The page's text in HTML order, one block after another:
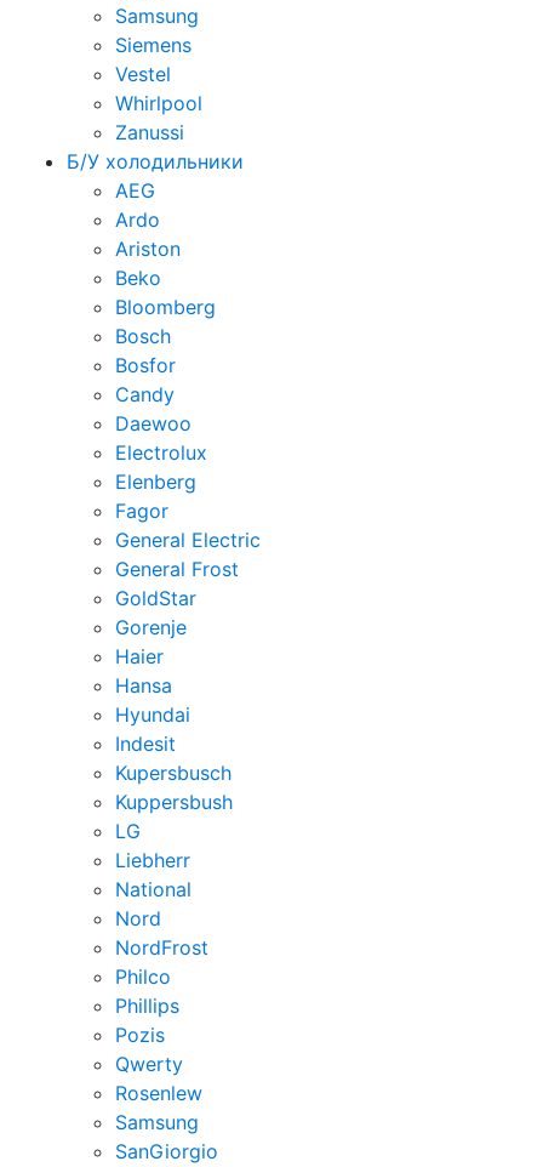
Samsung
Siemens
Vestel
Whirlpool
Zanussi
Б/У холодильники
AEG
Ardo
Ariston
Beko
Bloomberg
Bosch
Bosfor
Candy
Daewoo
Electrolux
Elenberg
Fagor
General Electric
General Frost
GoldStar
Gorenje
Haier
Hansa
Hyundai
Indesit
Kupersbusch
Kuppersbush
LG
Liebherr
National
Nord
NordFrost
Philco
Phillips
Pozis
Qwerty
Rosenlew
Samsung
SanGiorgio